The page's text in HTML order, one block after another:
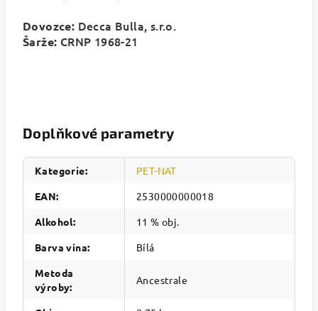
Dovozce: Decca Bulla, s.r.o.
Šarže: CRNP 1968-21
Doplňkové parametry
Kategorie:
PET-NAT
EAN:
2530000000018
Alkohol:
11 % obj.
Barva vína:
Bílá
Metoda
výroby:
Ancestrale